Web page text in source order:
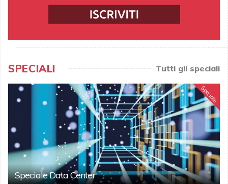
SPECIALI Tutti gli speciali
Speciale
Speciale Data Center